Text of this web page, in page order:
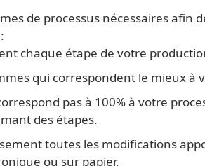
de processus nécessaires afin
chaque étape de votre
qui correspondent le mieux à
pas à 100% à votre
des étapes.
toutes les modifications
ou sur papier.